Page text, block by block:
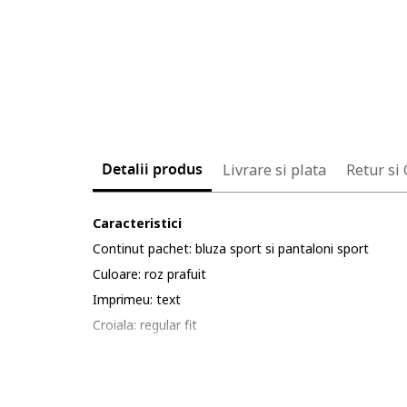
Detalii produs Livrare si plata Retur si
Caracteristici
Continut pachet: bluza sport si pantaloni sport
Culoare: roz prafuit
Imprimeu: text
Croiala: regular fit